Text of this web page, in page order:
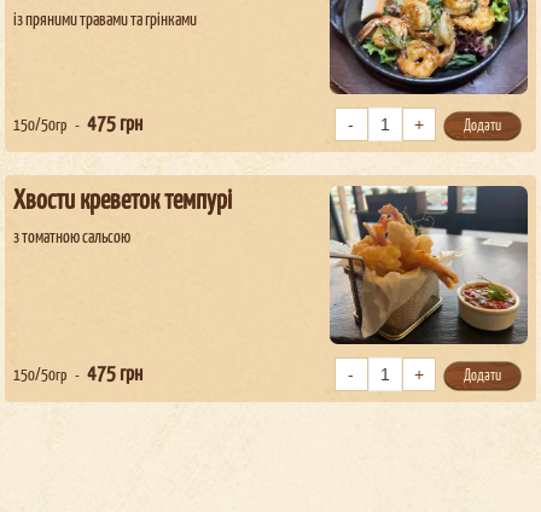
із пряними травами та грінками
150/50гр 475 грн Додати
Хвости креветок темпурі
з томатною сальсою
150/50гр 475 грн Додати